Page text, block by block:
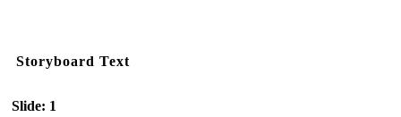
Storyboard Text
Slide: 1